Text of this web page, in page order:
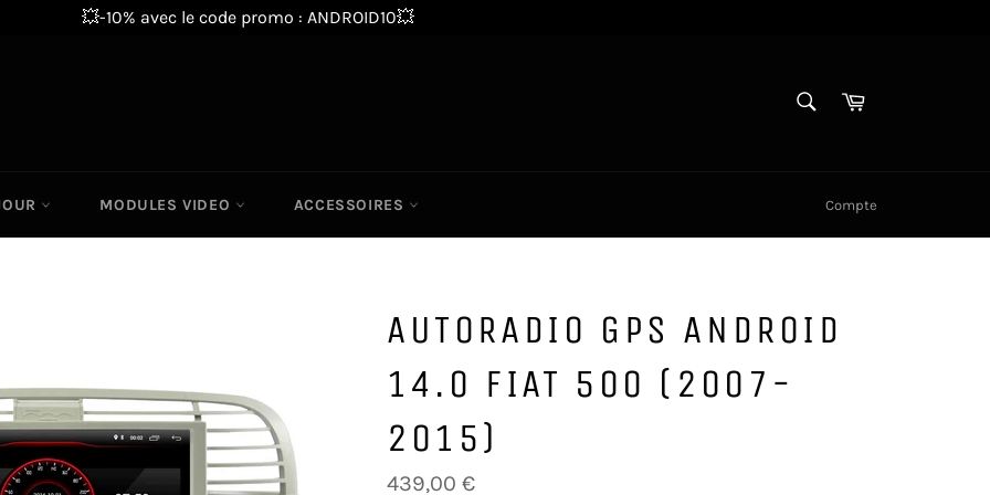
💥-10% avec le code promo : ANDROID10💥
Panier
MODULES VIDEO ACCESSOIRES Compte
AUTORADIO GPS ANDROID
14.0 FIAT 500 (2007-
2015)
Prix
439,00 €